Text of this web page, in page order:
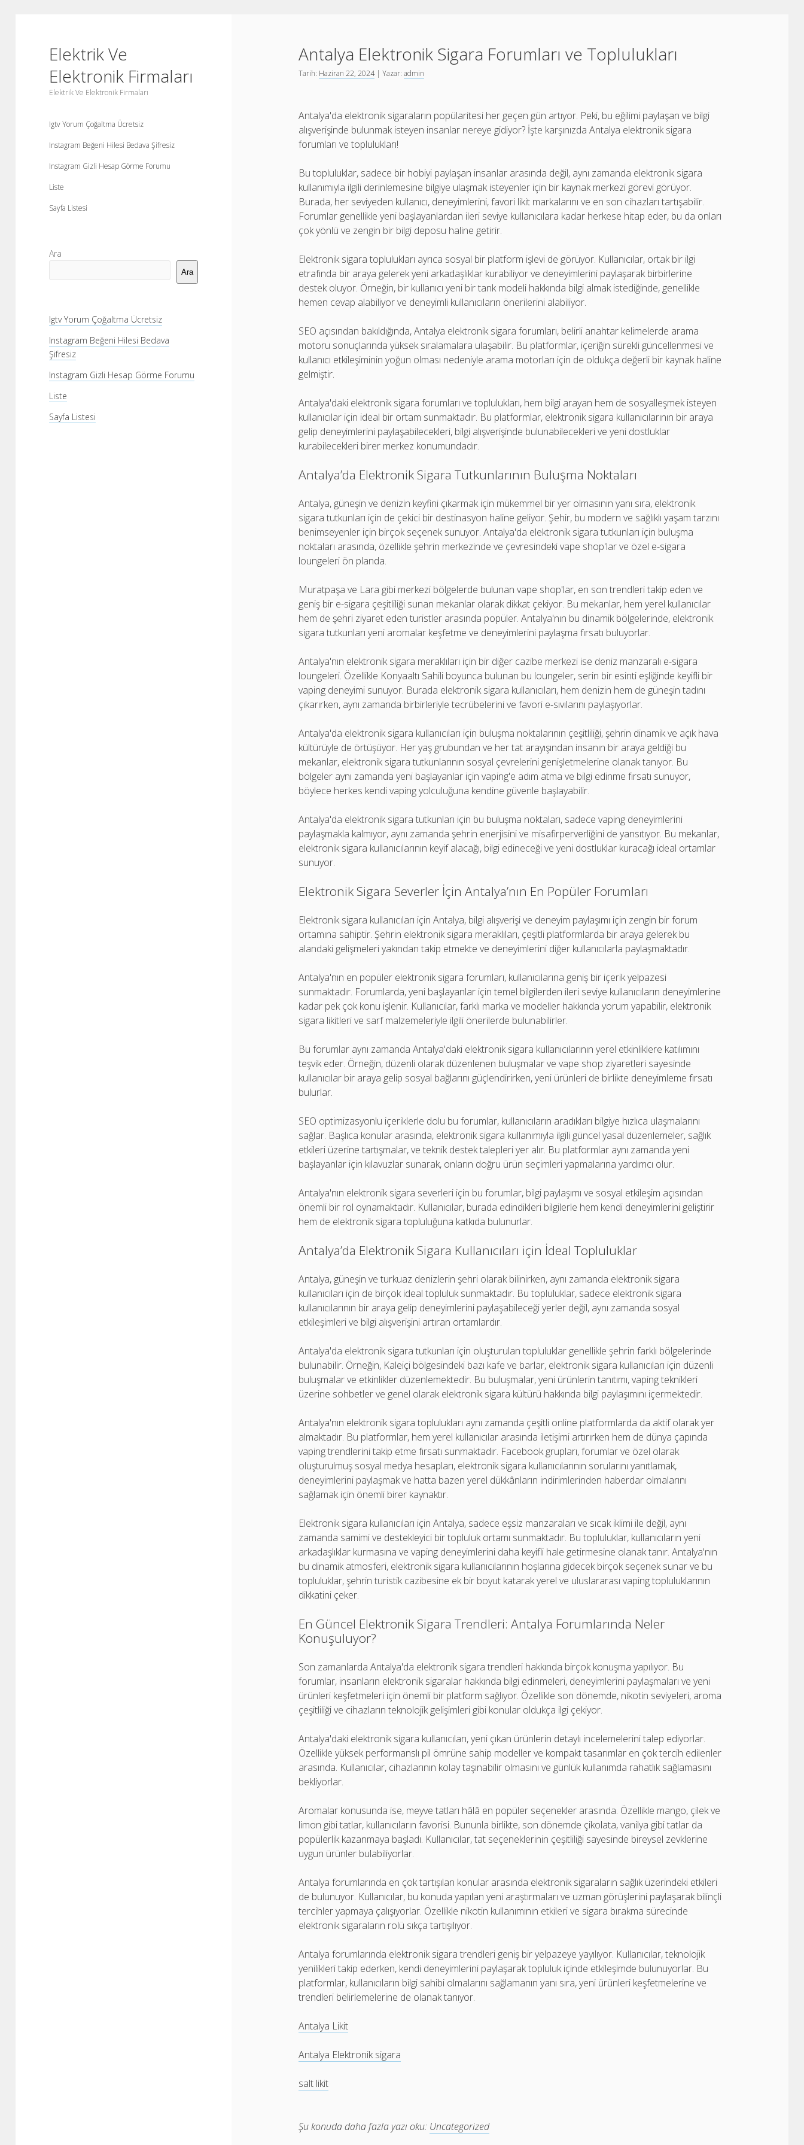
Elektrik Ve
Elektronik Firmaları
Elektrik Ve Elektronik Firmaları
Igtv Yorum Çoğaltma Ücretsiz
Instagram Beğeni Hilesi Bedava Şifresiz
Instagram Gizli Hesap Görme Forumu
Liste
Sayfa Listesi
Yan
Menü
Ara
Ara
Igtv Yorum Çoğaltma Ücretsiz
Instagram Beğeni Hilesi Bedava
Şifresiz
Instagram Gizli Hesap Görme Forumu
Liste
Sayfa Listesi
Antalya Elektronik Sigara Forumları ve Toplulukları
Tarih: Haziran 22, 2024| Yazar:admin
Antalya'da elektronik sigaraların popülaritesi her geçen gün artıyor. Peki, bu eğilimi paylaşan ve bilgi
alışverişinde bulunmak isteyen insanlar nereye gidiyor? İşte karşınızda Antalya elektronik sigara
forumları ve toplulukları!
Bu topluluklar, sadece bir hobiyi paylaşan insanlar arasında değil, aynı zamanda elektronik sigara
kullanımıyla ilgili derinlemesine bilgiye ulaşmak isteyenler için bir kaynak merkezi görevi görüyor.
Burada, her seviyeden kullanıcı, deneyimlerini, favori likit markalarını ve en son cihazları tartışabilir.
Forumlar genellikle yeni başlayanlardan ileri seviye kullanıcılara kadar herkese hitap eder, bu da onları
çok yönlü ve zengin bir bilgi deposu haline getirir.
Elektronik sigara toplulukları ayrıca sosyal bir platform işlevi de görüyor. Kullanıcılar, ortak bir ilgi
etrafında bir araya gelerek yeni arkadaşlıklar kurabiliyor ve deneyimlerini paylaşarak birbirlerine
destek oluyor. Örneğin, bir kullanıcı yeni bir tank modeli hakkında bilgi almak istediğinde, genellikle
hemen cevap alabiliyor ve deneyimli kullanıcıların önerilerini alabiliyor.
SEO açısından bakıldığında, Antalya elektronik sigara forumları, belirli anahtar kelimelerde arama
motoru sonuçlarında yüksek sıralamalara ulaşabilir. Bu platformlar, içeriğin sürekli güncellenmesi ve
kullanıcı etkileşiminin yoğun olması nedeniyle arama motorları için de oldukça değerli bir kaynak haline
gelmiştir.
Antalya'daki elektronik sigara forumları ve toplulukları, hem bilgi arayan hem de sosyalleşmek isteyen
kullanıcılar için ideal bir ortam sunmaktadır. Bu platformlar, elektronik sigara kullanıcılarının bir araya
gelip deneyimlerini paylaşabilecekleri, bilgi alışverişinde bulunabilecekleri ve yeni dostluklar
kurabilecekleri birer merkez konumundadır.
Antalya’da Elektronik Sigara Tutkunlarının Buluşma Noktaları
Antalya, güneşin ve denizin keyfini çıkarmak için mükemmel bir yer olmasının yanı sıra, elektronik
sigara tutkunları için de çekici bir destinasyon haline geliyor. Şehir, bu modern ve sağlıklı yaşam tarzını
benimseyenler için birçok seçenek sunuyor. Antalya'da elektronik sigara tutkunları için buluşma
noktaları arasında, özellikle şehrin merkezinde ve çevresindeki vape shop'lar ve özel e-sigara
loungeleri ön planda.
Muratpaşa ve Lara gibi merkezi bölgelerde bulunan vape shop'lar, en son trendleri takip eden ve
geniş bir e-sigara çeşitliliği sunan mekanlar olarak dikkat çekiyor. Bu mekanlar, hem yerel kullanıcılar
hem de şehri ziyaret eden turistler arasında popüler. Antalya'nın bu dinamik bölgelerinde, elektronik
sigara tutkunları yeni aromalar keşfetme ve deneyimlerini paylaşma fırsatı buluyorlar.
Antalya'nın elektronik sigara meraklıları için bir diğer cazibe merkezi ise deniz manzaralı e-sigara
loungeleri. Özellikle Konyaaltı Sahili boyunca bulunan bu loungeler, serin bir esinti eşliğinde keyifli bir
vaping deneyimi sunuyor. Burada elektronik sigara kullanıcıları, hem denizin hem de güneşin tadını
çıkarırken, aynı zamanda birbirleriyle tecrübelerini ve favori e-sıvılarını paylaşıyorlar.
Antalya'da elektronik sigara kullanıcıları için buluşma noktalarının çeşitliliği, şehrin dinamik ve açık hava
kültürüyle de örtüşüyor. Her yaş grubundan ve her tat arayışından insanın bir araya geldiği bu
mekanlar, elektronik sigara tutkunlarının sosyal çevrelerini genişletmelerine olanak tanıyor. Bu
bölgeler aynı zamanda yeni başlayanlar için vaping'e adım atma ve bilgi edinme fırsatı sunuyor,
böylece herkes kendi vaping yolculuğuna kendine güvenle başlayabilir.
Antalya'da elektronik sigara tutkunları için bu buluşma noktaları, sadece vaping deneyimlerini
paylaşmakla kalmıyor, aynı zamanda şehrin enerjisini ve misafirperverliğini de yansıtıyor. Bu mekanlar,
elektronik sigara kullanıcılarının keyif alacağı, bilgi edineceği ve yeni dostluklar kuracağı ideal ortamlar
sunuyor.
Elektronik Sigara Severler İçin Antalya’nın En Popüler Forumları
Elektronik sigara kullanıcıları için Antalya, bilgi alışverişi ve deneyim paylaşımı için zengin bir forum
ortamına sahiptir. Şehrin elektronik sigara meraklıları, çeşitli platformlarda bir araya gelerek bu
alandaki gelişmeleri yakından takip etmekte ve deneyimlerini diğer kullanıcılarla paylaşmaktadır.
Antalya'nın en popüler elektronik sigara forumları, kullanıcılarına geniş bir içerik yelpazesi
sunmaktadır. Forumlarda, yeni başlayanlar için temel bilgilerden ileri seviye kullanıcıların deneyimlerine
kadar pek çok konu işlenir. Kullanıcılar, farklı marka ve modeller hakkında yorum yapabilir, elektronik
sigara likitleri ve sarf malzemeleriyle ilgili önerilerde bulunabilirler.
Bu forumlar aynı zamanda Antalya'daki elektronik sigara kullanıcılarının yerel etkinliklere katılımını
teşvik eder. Örneğin, düzenli olarak düzenlenen buluşmalar ve vape shop ziyaretleri sayesinde
kullanıcılar bir araya gelip sosyal bağlarını güçlendirirken, yeni ürünleri de birlikte deneyimleme fırsatı
bulurlar.
SEO optimizasyonlu içeriklerle dolu bu forumlar, kullanıcıların aradıkları bilgiye hızlıca ulaşmalarını
sağlar. Başlıca konular arasında, elektronik sigara kullanımıyla ilgili güncel yasal düzenlemeler, sağlık
etkileri üzerine tartışmalar, ve teknik destek talepleri yer alır. Bu platformlar aynı zamanda yeni
başlayanlar için kılavuzlar sunarak, onların doğru ürün seçimleri yapmalarına yardımcı olur.
Antalya'nın elektronik sigara severleri için bu forumlar, bilgi paylaşımı ve sosyal etkileşim açısından
önemli bir rol oynamaktadır. Kullanıcılar, burada edindikleri bilgilerle hem kendi deneyimlerini geliştirir
hem de elektronik sigara topluluğuna katkıda bulunurlar.
Antalya’da Elektronik Sigara Kullanıcıları için İdeal Topluluklar
Antalya, güneşin ve turkuaz denizlerin şehri olarak bilinirken, aynı zamanda elektronik sigara
kullanıcıları için de birçok ideal topluluk sunmaktadır. Bu topluluklar, sadece elektronik sigara
kullanıcılarının bir araya gelip deneyimlerini paylaşabileceği yerler değil, aynı zamanda sosyal
etkileşimleri ve bilgi alışverişini artıran ortamlardır.
Antalya'da elektronik sigara tutkunları için oluşturulan topluluklar genellikle şehrin farklı bölgelerinde
bulunabilir. Örneğin, Kaleiçi bölgesindeki bazı kafe ve barlar, elektronik sigara kullanıcıları için düzenli
buluşmalar ve etkinlikler düzenlemektedir. Bu buluşmalar, yeni ürünlerin tanıtımı, vaping teknikleri
üzerine sohbetler ve genel olarak elektronik sigara kültürü hakkında bilgi paylaşımını içermektedir.
Antalya'nın elektronik sigara toplulukları aynı zamanda çeşitli online platformlarda da aktif olarak yer
almaktadır. Bu platformlar, hem yerel kullanıcılar arasında iletişimi artırırken hem de dünya çapında
vaping trendlerini takip etme fırsatı sunmaktadır. Facebook grupları, forumlar ve özel olarak
oluşturulmuş sosyal medya hesapları, elektronik sigara kullanıcılarının sorularını yanıtlamak,
deneyimlerini paylaşmak ve hatta bazen yerel dükkânların indirimlerinden haberdar olmalarını
sağlamak için önemli birer kaynaktır.
Elektronik sigara kullanıcıları için Antalya, sadece eşsiz manzaraları ve sıcak iklimi ile değil, aynı
zamanda samimi ve destekleyici bir topluluk ortamı sunmaktadır. Bu topluluklar, kullanıcıların yeni
arkadaşlıklar kurmasına ve vaping deneyimlerini daha keyifli hale getirmesine olanak tanır. Antalya'nın
bu dinamik atmosferi, elektronik sigara kullanıcılarının hoşlarına gidecek birçok seçenek sunar ve bu
topluluklar, şehrin turistik cazibesine ek bir boyut katarak yerel ve uluslararası vaping topluluklarının
dikkatini çeker.
En Güncel Elektronik Sigara Trendleri: Antalya Forumlarında Neler
Konuşuluyor?
Son zamanlarda Antalya'da elektronik sigara trendleri hakkında birçok konuşma yapılıyor. Bu
forumlar, insanların elektronik sigaralar hakkında bilgi edinmeleri, deneyimlerini paylaşmaları ve yeni
ürünleri keşfetmeleri için önemli bir platform sağlıyor. Özellikle son dönemde, nikotin seviyeleri, aroma
çeşitliliği ve cihazların teknolojik gelişimleri gibi konular oldukça ilgi çekiyor.
Antalya'daki elektronik sigara kullanıcıları, yeni çıkan ürünlerin detaylı incelemelerini talep ediyorlar.
Özellikle yüksek performanslı pil ömrüne sahip modeller ve kompakt tasarımlar en çok tercih edilenler
arasında. Kullanıcılar, cihazlarının kolay taşınabilir olmasını ve günlük kullanımda rahatlık sağlamasını
bekliyorlar.
Aromalar konusunda ise, meyve tatları hâlâ en popüler seçenekler arasında. Özellikle mango, çilek ve
limon gibi tatlar, kullanıcıların favorisi. Bununla birlikte, son dönemde çikolata, vanilya gibi tatlar da
popülerlik kazanmaya başladı. Kullanıcılar, tat seçeneklerinin çeşitliliği sayesinde bireysel zevklerine
uygun ürünler bulabiliyorlar.
Antalya forumlarında en çok tartışılan konular arasında elektronik sigaraların sağlık üzerindeki etkileri
de bulunuyor. Kullanıcılar, bu konuda yapılan yeni araştırmaları ve uzman görüşlerini paylaşarak bilinçli
tercihler yapmaya çalışıyorlar. Özellikle nikotin kullanımının etkileri ve sigara bırakma sürecinde
elektronik sigaraların rolü sıkça tartışılıyor.
Antalya forumlarında elektronik sigara trendleri geniş bir yelpazeye yayılıyor. Kullanıcılar, teknolojik
yenilikleri takip ederken, kendi deneyimlerini paylaşarak topluluk içinde etkileşimde bulunuyorlar. Bu
platformlar, kullanıcıların bilgi sahibi olmalarını sağlamanın yanı sıra, yeni ürünleri keşfetmelerine ve
trendleri belirlemelerine de olanak tanıyor.
Antalya Likit
Antalya Elektronik sigara
salt likit
Şu konuda daha fazla yazı oku: Uncategorized